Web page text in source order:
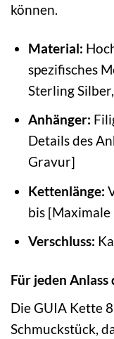
können.
Material:
spezifisches
Sterling
Anhänger:
Details des
Gravur]
Kettenlänge:
bis [Maximale
Verschluss:
Für jeden
Die GUIA Kette
Schmuckstück,